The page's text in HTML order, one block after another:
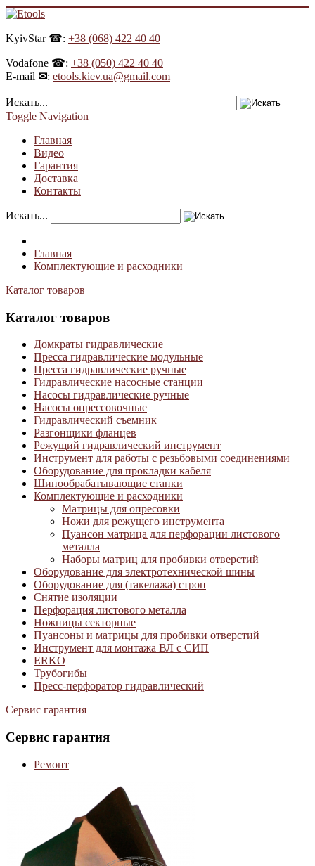
KyivStar ☎: +38 (068) 422 40 40
Vodafone ☎: +38 (050) 422 40 40
E-mail ✉: etools.kiev.ua@gmail.com
Искать...
Toggle Navigation
Главная
Видео
Гарантия
Доставка
Контакты
Искать...
Главная
Комплектующие и расходники
Каталог товаров
Каталог товаров
Домкраты гидравлические
Пресса гидравлические модульные
Пресса гидравлические ручные
Гидравлические насосные станции
Насосы гидравлические ручные
Насосы опрессовочные
Гидравлический съемник
Разгонщики фланцев
Режущий гидравлический инструмент
Инструмент для работы с резьбовыми соединениями
Оборудование для прокладки кабеля
Шинообрабатывающие станки
Комплектующие и расходники
Матрицы для опресовки
Ножи для режущего инструмента
Пуансон матрица для перфорации листового
металла
Наборы матриц для пробивки отверстий
Оборудование для электротехнической шины
Оборудование для (такелажа) строп
Снятие изоляции
Перфорация листового металла
Ножницы секторные
Пуансоны и матрицы для пробивки отверстий
Инструмент для монтажа ВЛ с СИП
ERKO
Трубогибы
Пресс-перфоратор гидравлический
Сервис гарантия
Сервис гарантия
Ремонт